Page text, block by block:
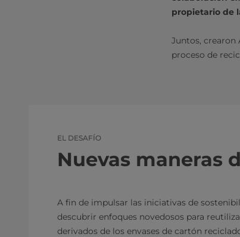
propietario de
Juntos, crearon
proceso de
EL DESAFÍO
Nuevas maneras
A fin de impulsar las iniciativas de
descubrir enfoques novedosos para
derivados de los envases de cartón